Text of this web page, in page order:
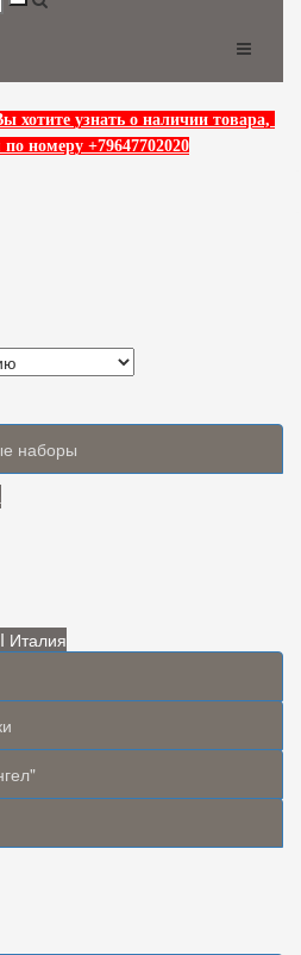
хотите узнать о наличии товара,
номеру +79647702020
наборы
Италия